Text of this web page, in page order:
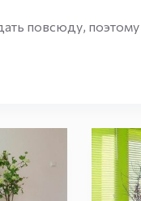
повсюду, поэтому